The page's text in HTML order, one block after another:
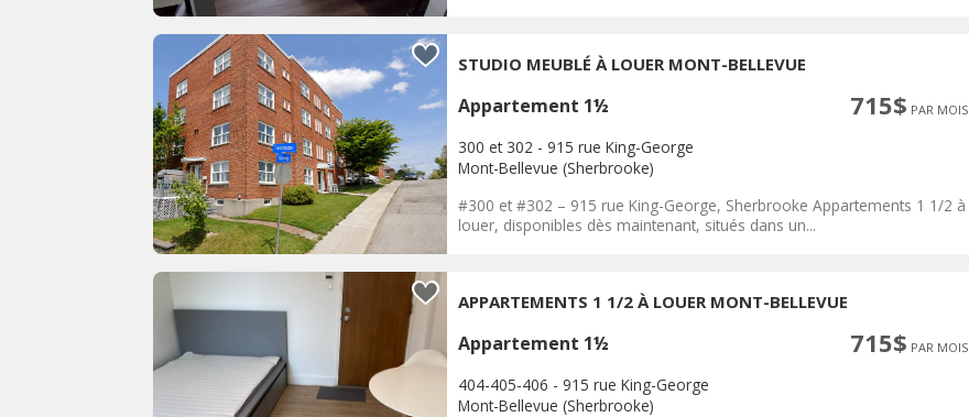
STUDIO MEUBLÉ À LOUER MONT-BELLEVUE
Appartement 1½ 715$ PAR MOIS
300 et 302 - 915 rue King-George
Mont-Bellevue (Sherbrooke)
#300 et #302 – 915 rue King-George, Sherbrooke Appartements 1 1/2 à
louer, disponibles dès maintenant, situés dans un...
APPARTEMENTS 1 1/2 À LOUER MONT-BELLEVUE
Appartement 1½ 715$ PAR MOIS
404-405-406 - 915 rue King-George
Mont-Bellevue (Sherbrooke)